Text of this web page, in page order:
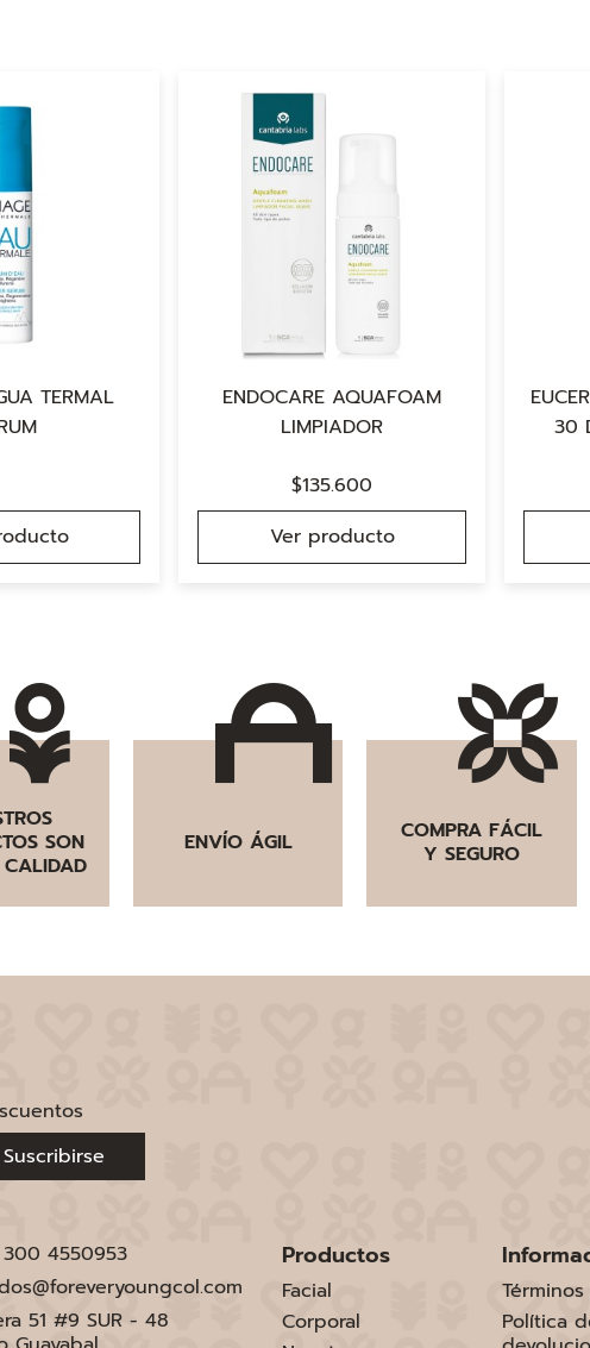
TERMAL
ENDOCARE AQUAFOAM
LIMPIADOR
$135.600
Ver producto
30
SON
ENVÍO ÁGIL
COMPRA FÁCIL
Y SEGURO
Suscribirse
300 4550953
51 #9 SUR - 48
Productos
Facial
Corporal
Política